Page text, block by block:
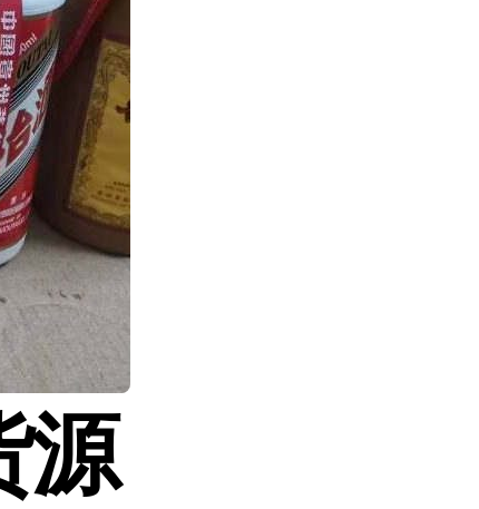
源